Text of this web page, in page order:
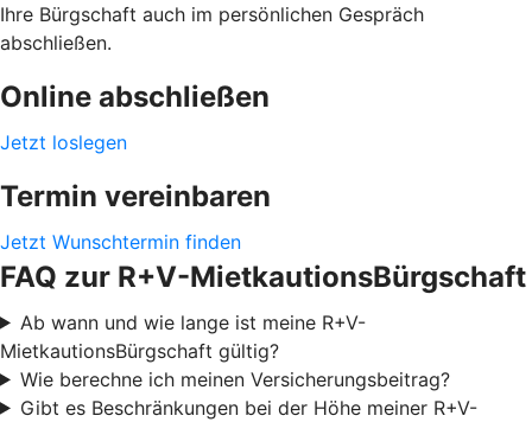
Ihre Bürgschaft auch im persönlichen Gespräch
abschließen.
Online abschließen
Jetzt loslegen
Termin vereinbaren
Jetzt Wunschtermin finden
FAQ zur R+V-MietkautionsBürgschaft
Ab wann und wie lange ist meine R+V-
MietkautionsBürgschaft gültig?
Wie berechne ich meinen Versicherungsbeitrag?
Gibt es Beschränkungen bei der Höhe meiner R+V-